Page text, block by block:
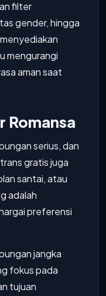
filter
gender, hingga
mengurangi
aman saat
Romansa
serius, dan
gratis juga
santai, atau
adalah
preferensi
jangka
fokus pada
tujuan